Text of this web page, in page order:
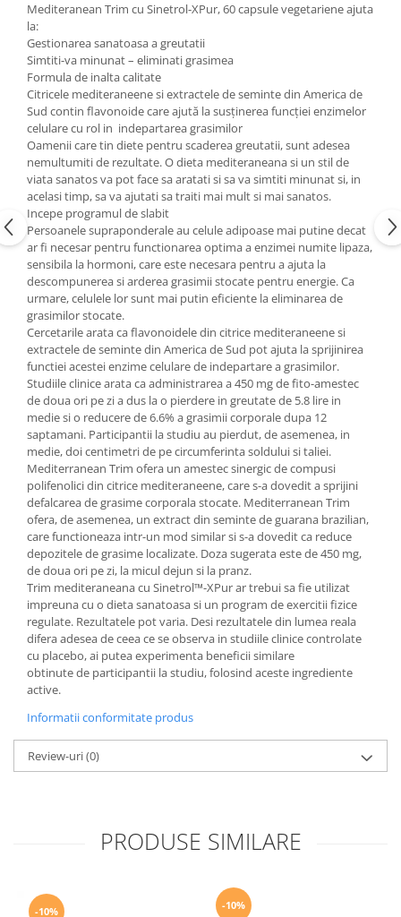
Mediteranean Trim cu Sinetrol-XPur, 60 capsule vegetariene ajuta
la:
Gestionarea sanatoasa a greutatii
Simtiti-va minunat – eliminati grasimea
Formula de inalta calitate
Citricele mediteraneene si extractele de seminte din America de
Sud contin flavonoide care ajută la susținerea funcției enzimelor
celulare cu rol in indepartarea grasimilor
Oamenii care tin diete pentru scaderea greutatii, sunt adesea
nemultumiti de rezultate. O dieta mediteraneana si un stil de
viata sanatos va pot face sa aratati si sa va simtiti minunat si, in
acelasi timp, sa va ajutati sa traiti mai mult si mai sanatos.
Incepe programul de slabit
Persoanele supraponderale au celule adipoase mai putine decat
ar fi necesar pentru functionarea optima a enzimei numite lipaza,
sensibila la hormoni, care este necesara pentru a ajuta la
descompunerea si arderea grasimii stocate pentru energie. Ca
urmare, celulele lor sunt mai putin eficiente la eliminarea de
grasimilor stocate.
Cercetarile arata ca flavonoidele din citrice mediteraneene si
extractele de seminte din America de Sud pot ajuta la sprijinirea
functiei acestei enzime celulare de indepartare a grasimilor.
Studiile clinice arata ca administrarea a 450 mg de fito-amestec
de doua ori pe zi a dus la o pierdere in greutate de 5.8 lire in
medie si o reducere de 6.6% a grasimii corporale dupa 12
saptamani. Participantii la studiu au pierdut, de asemenea, in
medie, doi centimetri de pe circumferinta soldului si taliei.
Mediterranean Trim ofera un amestec sinergic de compusi
polifenolici din citrice mediteraneene, care s-a dovedit a sprijini
defalcarea de grasime corporala stocate. Mediterranean Trim
ofera, de asemenea, un extract din seminte de guarana brazilian,
care functioneaza intr-un mod similar si s-a dovedit ca reduce
depozitele de grasime localizate. Doza sugerata este de 450 mg,
de doua ori pe zi, la micul dejun si la pranz.
Trim mediteraneana cu Sinetrol™-XPur ar trebui sa fie utilizat
impreuna cu o dieta sanatoasa si un program de exercitii fizice
regulate. Rezultatele pot varia. Desi rezultatele din lumea reala
difera adesea de ceea ce se observa in studiile clinice controlate
cu placebo, ai putea experimenta beneficii similare
obtinute de participantii la studiu, folosind aceste ingrediente
active.
Informatii conformitate produs
Review-uri(0)
PRODUSE SIMILARE
-10% -10%